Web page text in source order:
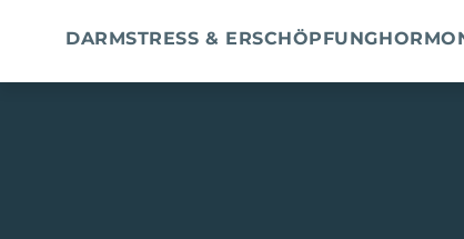
DARMSTRESS & ERSCHÖPFUNG